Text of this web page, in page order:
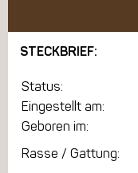
STECKBRIEF:
Status:
Eingestellt am:
Geboren im:
Rasse / Gattung: